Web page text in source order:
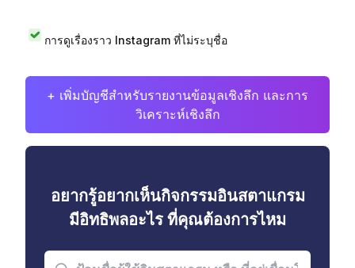
การดูเรื่องราว Instagram ที่ไม่ระบุชื่อ
+ เพิ่มบัญชีสำหรับรายงานข้อมูลเชิงลึก และการ
วิเคราะห์เชิงลึก
อยากรู้อยากเห็นกิจกรรมอินสตาแกรม
มีอิทธิพลอะไร ที่คุณต้องการไหม